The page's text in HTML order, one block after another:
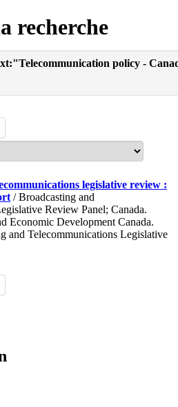
recherche
policy -
legislative review :
/ Broadcasting and
Review Panel; Canada.
Economic Development Canada.
and Telecommunications Legislative